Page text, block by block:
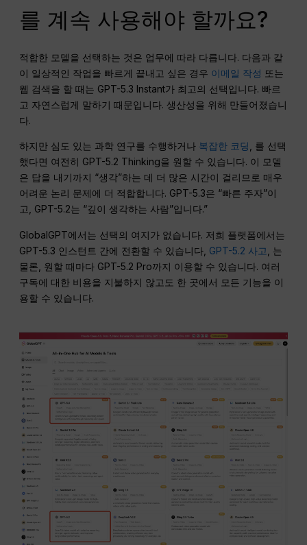
를 계속 사용해야 할까요?
적합한 모델을 선택하는 것은 업무에 따라 다릅니다. 다음과 같
이 일상적인 작업을 빠르게 끝내고 싶은 경우 이메일 작성 또는
웹 검색을 할 때는 GPT-5.3 Instant가 최고의 선택입니다. 빠르
고 자연스럽게 말하기 때문입니다. 생산성을 위해 만들어졌습니
다.
하지만 심도 있는 과학 연구를 수행하거나 복잡한 코딩
, 를 선택
했다면 여전히 GPT-5.2 Thinking을 원할 수 있습니다. 이 모델
은 답을 내기까지 “생각”하는 데 더 많은 시간이 걸리므로 매우
어려운 논리 문제에 더 적합합니다. GPT-5.3은 “빠른 주자”이
고, GPT-5.2는 “깊이 생각하는 사람”입니다.”
GlobalGPT에서는 선택의 여지가 없습니다. 저희 플랫폼에서는
GPT-5.3 인스턴트 간에 전환할 수 있습니다, GPT-5.2 사고
, 는
물론, 원할 때마다 GPT-5.2 Pro까지 이용할 수 있습니다. 여러
구독에 대한 비용을 지불하지 않고도 한 곳에서 모든 기능을 이
용할 수 있습니다.